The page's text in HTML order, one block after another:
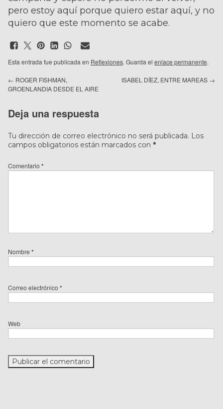
pero estoy aquí porque quiero estar aquí, y no
quiero que este momento se acabe.
Esta entrada fue publicada en Reflexiones. Guarda el enlace permanente.
← ROGER FISHMAN,
GROENLANDIA DESDE EL AIRE
ISABEL DÍEZ, ENTRE MAREAS →
Deja una respuesta
Tu dirección de correo electrónico no será publicada. Los
campos obligatorios están marcados con *
Comentario *
Nombre *
Correo electrónico *
Web